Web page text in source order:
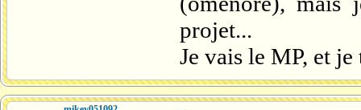
projet...
Je vais le MP, et